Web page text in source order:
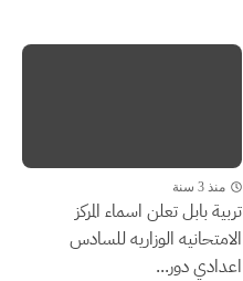
منذ 3 سنة
تربية بابل تعلن اسماء المركز
الامتحانيه الوزاريه للسادس
اعدادي دور...